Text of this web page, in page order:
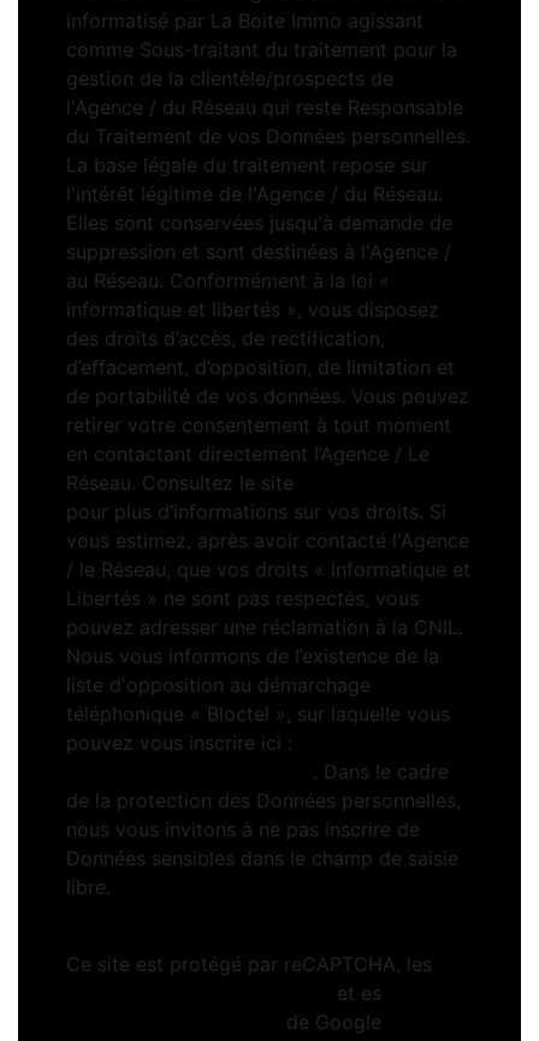
informatisé par La Boite Immo agissant
comme Sous-traitant du traitement pour la
gestion de la clientèle/prospects de
l'Agence / du Réseau qui reste Responsable
du Traitement de vos Données personnelles.
La base légale du traitement repose sur
l'intérêt légitime de l'Agence / du Réseau.
Elles sont conservées jusqu'à demande de
suppression et sont destinées à l'Agence /
au Réseau. Conformément à la loi «
informatique et libertés », vous disposez
des droits d’accès, de rectification,
d’effacement, d’opposition, de limitation et
de portabilité de vos données. Vous pouvez
retirer votre consentement à tout moment
en contactant directement l’Agence / Le
Réseau. Consultez le site
pour plus d’informations sur vos droits. Si
vous estimez, après avoir contacté l'Agence
/ le Réseau, que vos droits « Informatique et
Libertés » ne sont pas respectés, vous
pouvez adresser une réclamation à la CNIL.
Nous vous informons de l’existence de la
liste d'opposition au démarchage
téléphonique « Bloctel », sur laquelle vous
pouvez vous inscrire ici :
. Dans le cadre
de la protection des Données personnelles,
nous vous invitons à ne pas inscrire de
Données sensibles dans le champ de saisie
libre.
Ce site est protégé par reCAPTCHA, les
et es
de Google